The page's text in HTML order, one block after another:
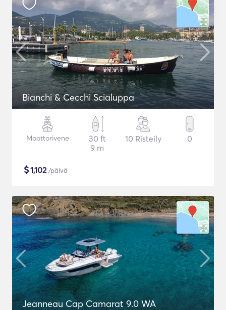
Bianchi & Cecchi Scialuppa
Moottorivene
30 ft
9 m
10 Risteily 0
$1,102/päivä
Jeanneau Cap Camarat 9.0 WA